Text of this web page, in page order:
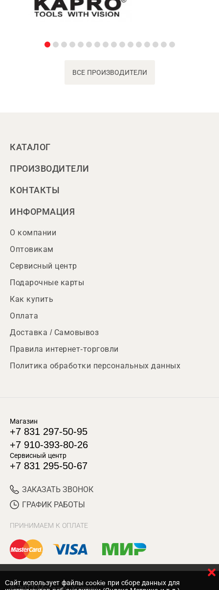
ВСЕ ПРОИЗВОДИТЕЛИ
КАТАЛОГ
ПРОИЗВОДИТЕЛИ
КОНТАКТЫ
ИНФОРМАЦИЯ
О компании
Оптовикам
Сервисный центр
Подарочные карты
Как купить
Оплата
Доставка / Самовывоз
Правила интернет-торговли
Политика обработки персональных данных
Магазин
+7 831 297-50-95
+7 910-393-80-26
Сервисный центр
+7 831 295-50-67
ЗАКАЗАТЬ ЗВОНОК
ГРАФИК РАБОТЫ
ПРИНИМАЕМ К ОПЛАТЕ
Cайт использует файлы cookie при сборе данных для